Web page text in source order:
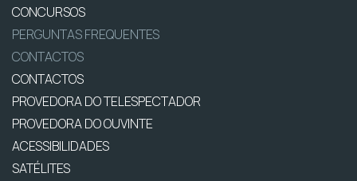
CONCURSOS
PERGUNTAS FREQUENTES
CONTACTOS
CONTACTOS
PROVEDORA DO TELESPECTADOR
PROVEDORA DO OUVINTE
ACESSIBILIDADES
SATÉLITES